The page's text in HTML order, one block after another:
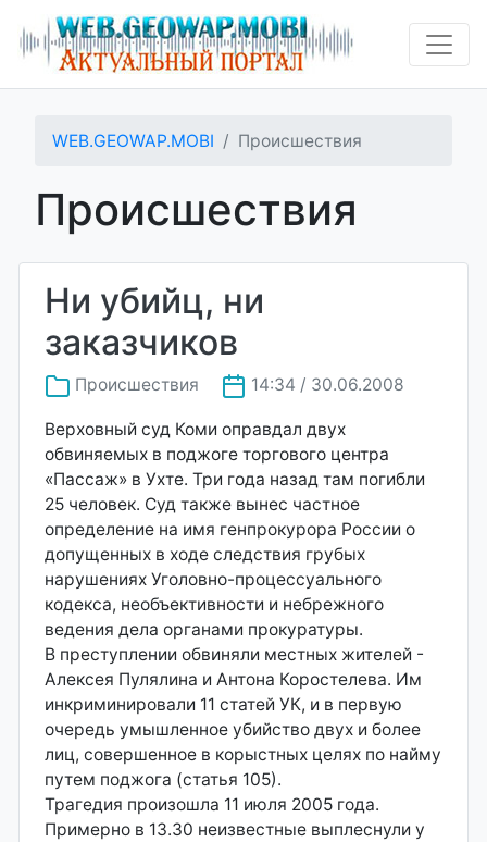
WEB.GEOWAP.MOBI Происшествия
Происшествия
Ни убийц, ни
заказчиков
Происшествия 14:34 / 30.06.2008
Верховный суд Коми оправдал двух
обвиняемых в поджоге торгового центра
«Пассаж» в Ухте. Три года назад там погибли
25 человек. Суд также вынес частное
определение на имя генпрокурора России о
допущенных в ходе следствия грубых
нарушениях Уголовно-процессуального
кодекса, необъективности и небрежного
ведения дела органами прокуратуры.
В преступлении обвиняли местных жителей -
Алексея Пулялина и Антона Коростелева. Им
инкриминировали 11 статей УК, и в первую
очередь умышленное убийство двух и более
лиц, совершенное в корыстных целях по найму
путем поджога (статья 105).
Трагедия произошла 11 июля 2005 года.
Примерно в 13.30 неизвестные выплеснули у